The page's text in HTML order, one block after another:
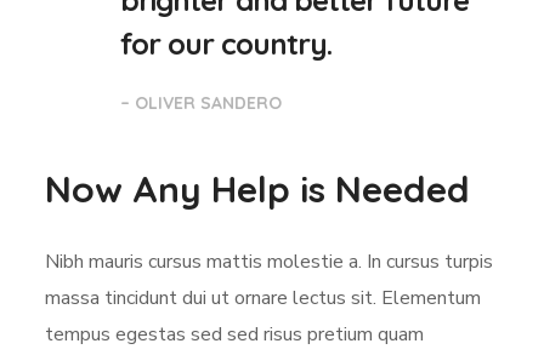
for our country.
– OLIVER SANDERO
Now Any Help is Needed
Nibh mauris cursus mattis molestie a. In cursus turpis
massa tincidunt dui ut ornare lectus sit. Elementum
tempus egestas sed sed risus pretium quam